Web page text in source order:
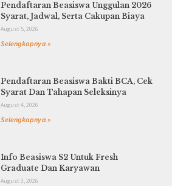
Pendaftaran Beasiswa Unggulan 2026
Syarat, Jadwal, Serta Cakupan Biaya
August 5, 2026
Selengkapnya »
Pendaftaran Beasiswa Bakti BCA, Cek
Syarat Dan Tahapan Seleksinya
August 4, 2026
Selengkapnya »
Info Beasiswa S2 Untuk Fresh
Graduate Dan Karyawan
August 3, 2026